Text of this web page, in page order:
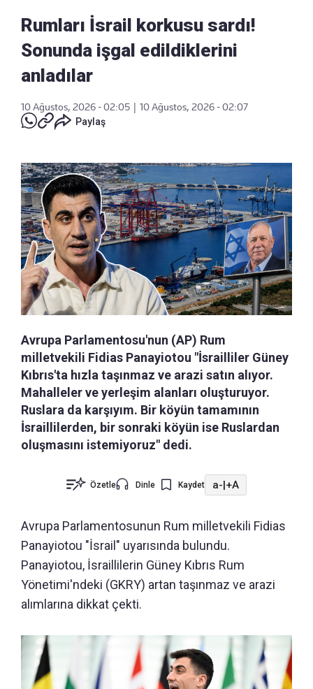
Rumları İsrail korkusu sardı!
Sonunda işgal edildiklerini
anladılar
10 Ağustos, 2026 - 02:05
10 Ağustos, 2026 - 02:07
Paylaş
Avrupa Parlamentosu'nun (AP) Rum
milletvekili Fidias Panayiotou "İsrailliler Güney
Kıbrıs'ta hızla taşınmaz ve arazi satın alıyor.
Mahalleler ve yerleşim alanları oluşturuyor.
Ruslara da karşıyım. Bir köyün tamamının
İsraillilerden, bir sonraki köyün ise Ruslardan
oluşmasını istemiyoruz" dedi.
Özetle Dinle Kaydet a-|+A
Avrupa Parlamentosunun Rum milletvekili Fidias
Panayiotou "İsrail" uyarısında bulundu.
Panayiotou, İsraillilerin Güney Kıbrıs Rum
Yönetimi'ndeki (GKRY) artan taşınmaz ve arazi
alımlarına dikkat çekti.